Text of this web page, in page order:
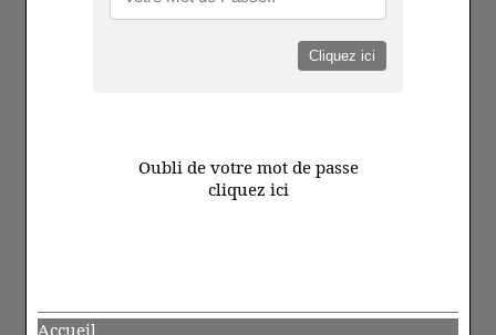
Oubli de votre mot de passe
cliquez ici
Accueil